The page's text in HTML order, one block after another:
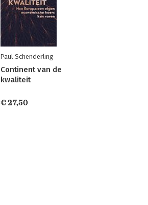
Paul Schenderling
Continent van de
kwaliteit
€ 27,50